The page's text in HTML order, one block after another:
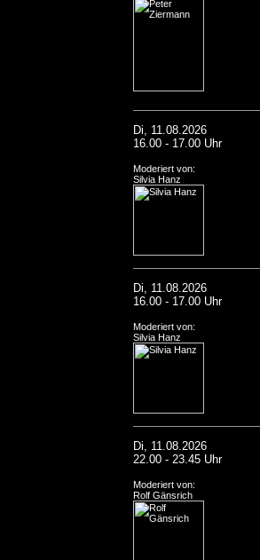
Di, 11.08.2026
16.00 - 17.00 Uhr
Moderiert von:
Silvia Hanz
Di, 11.08.2026
16.00 - 17.00 Uhr
Moderiert von:
Silvia Hanz
Di, 11.08.2026
22.00 - 23.45 Uhr
Moderiert von:
Rolf Gänsrich